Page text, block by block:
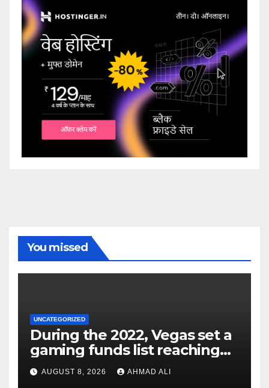
You missed
UNCATEGORIZED
During the 2022, Vegas set a
gaming funds list reaching
$14AUGUST 8, 2026 AHMAD ALI